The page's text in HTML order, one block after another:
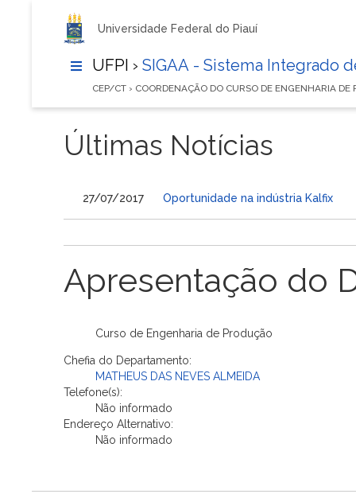
Universidade Federal do Piauí
UFPI › SIGAA - Sistema Integrado
CEP/CT › COORDENAÇÃO DO CURSO DE ENGENHARIA
Últimas Notícias
27/07/2017 Oportunidade na indústria Kalfix
Apresentação do
Curso de Engenharia de Produção
Chefia do Departamento:
MATHEUS DAS NEVES ALMEIDA
Telefone(s):
Não informado
Endereço Alternativo:
Não informado